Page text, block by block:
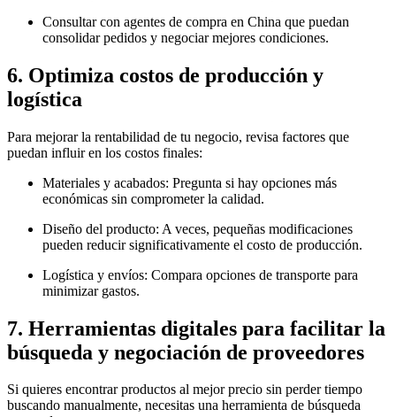
Consultar con agentes de compra en China que puedan
consolidar pedidos y negociar mejores condiciones.
6. Optimiza costos de producción y
logística
Para mejorar la rentabilidad de tu negocio, revisa factores que
puedan influir en los costos finales:
Materiales y acabados: Pregunta si hay opciones más
económicas sin comprometer la calidad.
Diseño del producto: A veces, pequeñas modificaciones
pueden reducir significativamente el costo de producción.
Logística y envíos: Compara opciones de transporte para
minimizar gastos.
7. Herramientas digitales para facilitar la
búsqueda y negociación de proveedores
Si quieres encontrar productos al mejor precio sin perder tiempo
buscando manualmente, necesitas una herramienta de búsqueda